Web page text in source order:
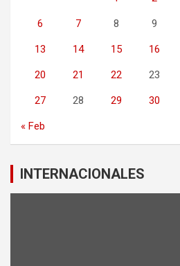
6 7 8 9
13 14 15 16
20 21 22 23
27 28 29 30
« Feb
INTERNACIONALES